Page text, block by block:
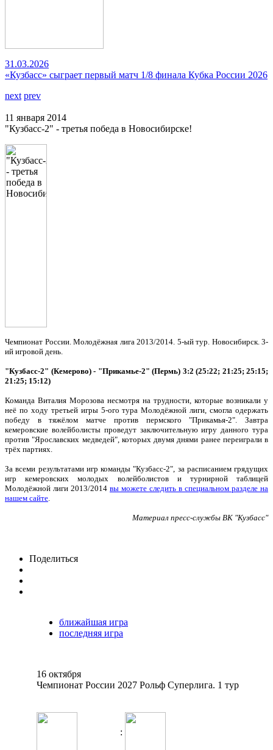
31.03.2026
«Кузбасс» сыграет первый матч 1/8 финала Кубка России 2026
next prev
11 января 2014
"Кузбасс-2" - третья победа в Новосибирске!
Чемпионат России. Молодёжная лига 2013/2014. 5-ый тур. Новосибирск. 3-
ий игровой день.
"Кузбасс-2" (Кемерово) - "Прикамье-2" (Пермь) 3:2 (25:22; 21:25; 25:15;
21:25; 15:12)
Команда Виталия Морозова несмотря на трудности, которые возникали у
неё по ходу третьей игры 5-ого тура Молодёжной лиги, смогла одержать
победу в тяжёлом матче против пермского "Прикамья-2". Завтра
кемеровские волейболисты проведут заключительную игру данного тура
против "Ярославских медведей", которых двумя днями ранее переиграли в
трёх партиях.
За всеми результатами игр команды "Кузбасс-2", за расписанием грядущих
игр кемеровских молодых волейболистов и турнирной таблицей
Молодёжной лиги 2013/2014 вы можете следить в специальном разделе на
нашем сайте.
Материал пресс-службы ВК "Кузбасс"
Поделиться
ближайшая игра
последняя игра
16 октября
Чемпионат России 2027 Рольф Суперлига. 1 тур
: